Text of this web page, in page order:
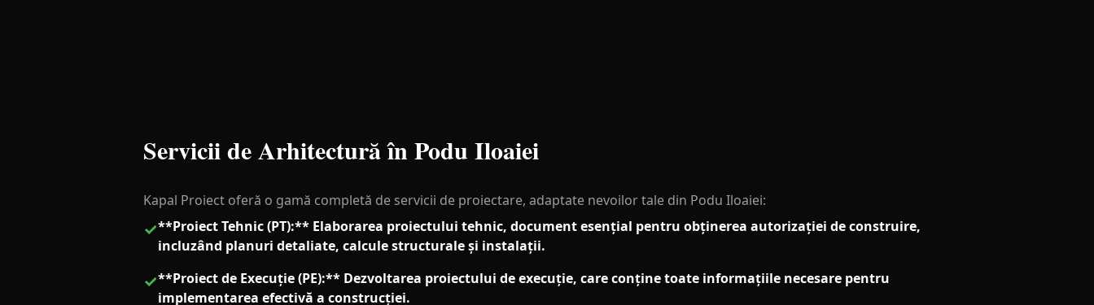
Servicii de Arhitectură înPodu Iloaiei
Kapal Proiect oferă o gamă completă de servicii de proiectare, adaptate nevoilor tale din Podu Iloaiei:
✓**Proiect Tehnic (PT):** Elaborarea proiectului tehnic, document esențial pentru obținerea autorizației de construire,
incluzând planuri detaliate, calcule structurale și instalații.
✓**Proiect de Execuție (PE):** Dezvoltarea proiectului de execuție, care conține toate informațiile necesare pentru
implementarea efectivă a construcției.